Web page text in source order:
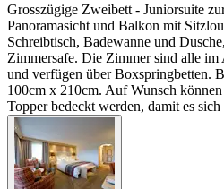
Grosszügige Zweibett - Juniorsuite
Panoramasicht und Balkon mit
Schreibtisch, Badewanne und
Zimmersafe. Die Zimmer sind alle
und verfügen über Boxspringbetten.
100cm x 210cm. Auf Wunsch
Topper bedeckt werden, damit es